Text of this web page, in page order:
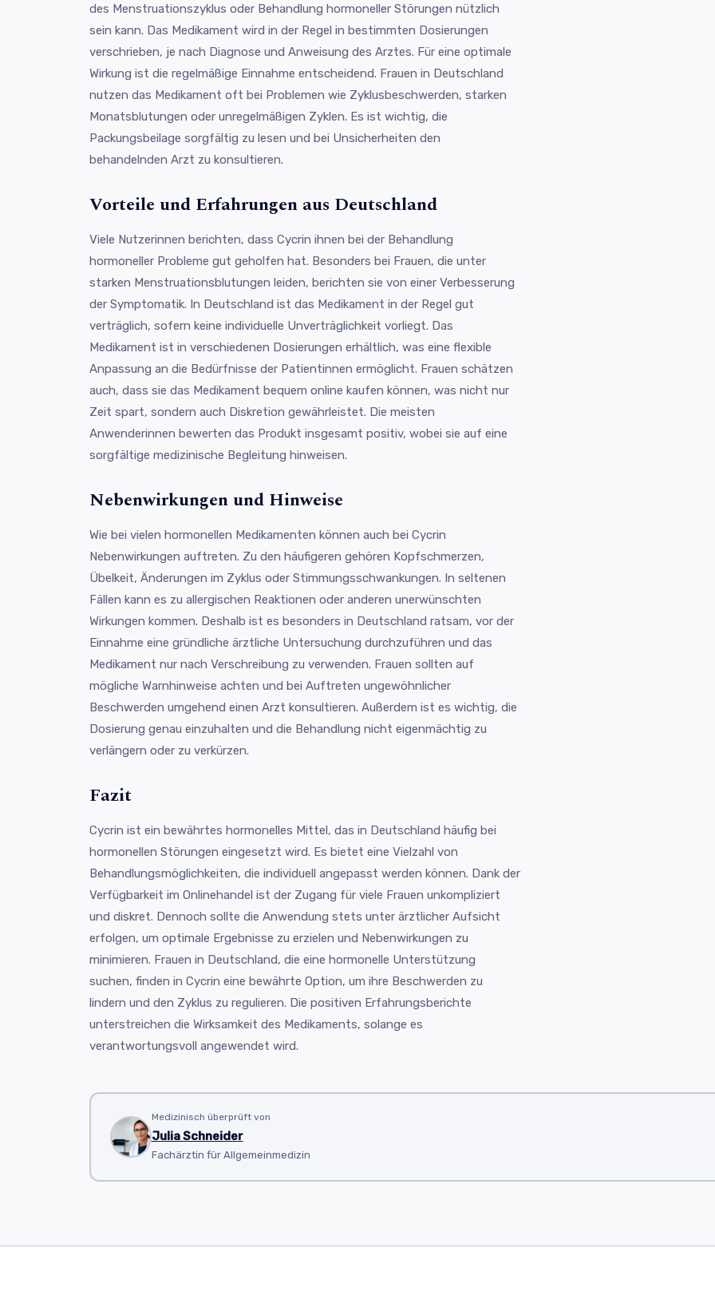
des Menstruationszyklus oder Behandlung hormoneller Störungen nützlich
sein kann. Das Medikament wird in der Regel in bestimmten Dosierungen
verschrieben, je nach Diagnose und Anweisung des Arztes. Für eine optimale
Wirkung ist die regelmäßige Einnahme entscheidend. Frauen in Deutschland
nutzen das Medikament oft bei Problemen wie Zyklusbeschwerden, starken
Monatsblutungen oder unregelmäßigen Zyklen. Es ist wichtig, die
Packungsbeilage sorgfältig zu lesen und bei Unsicherheiten den
behandelnden Arzt zu konsultieren.
Vorteile und Erfahrungen aus Deutschland
Viele Nutzerinnen berichten, dass Cycrin ihnen bei der Behandlung
hormoneller Probleme gut geholfen hat. Besonders bei Frauen, die unter
starken Menstruationsblutungen leiden, berichten sie von einer Verbesserung
der Symptomatik. In Deutschland ist das Medikament in der Regel gut
verträglich, sofern keine individuelle Unverträglichkeit vorliegt. Das
Medikament ist in verschiedenen Dosierungen erhältlich, was eine flexible
Anpassung an die Bedürfnisse der Patientinnen ermöglicht. Frauen schätzen
auch, dass sie das Medikament bequem online kaufen können, was nicht nur
Zeit spart, sondern auch Diskretion gewährleistet. Die meisten
Anwenderinnen bewerten das Produkt insgesamt positiv, wobei sie auf eine
sorgfältige medizinische Begleitung hinweisen.
Nebenwirkungen und Hinweise
Wie bei vielen hormonellen Medikamenten können auch bei Cycrin
Nebenwirkungen auftreten. Zu den häufigeren gehören Kopfschmerzen,
Übelkeit, Änderungen im Zyklus oder Stimmungsschwankungen. In seltenen
Fällen kann es zu allergischen Reaktionen oder anderen unerwünschten
Wirkungen kommen. Deshalb ist es besonders in Deutschland ratsam, vor der
Einnahme eine gründliche ärztliche Untersuchung durchzuführen und das
Medikament nur nach Verschreibung zu verwenden. Frauen sollten auf
mögliche Warnhinweise achten und bei Auftreten ungewöhnlicher
Beschwerden umgehend einen Arzt konsultieren. Außerdem ist es wichtig, die
Dosierung genau einzuhalten und die Behandlung nicht eigenmächtig zu
verlängern oder zu verkürzen.
Fazit
Cycrin ist ein bewährtes hormonelles Mittel, das in Deutschland häufig bei
hormonellen Störungen eingesetzt wird. Es bietet eine Vielzahl von
Behandlungsmöglichkeiten, die individuell angepasst werden können. Dank der
Verfügbarkeit im Onlinehandel ist der Zugang für viele Frauen unkompliziert
und diskret. Dennoch sollte die Anwendung stets unter ärztlicher Aufsicht
erfolgen, um optimale Ergebnisse zu erzielen und Nebenwirkungen zu
minimieren. Frauen in Deutschland, die eine hormonelle Unterstützung
suchen, finden in Cycrin eine bewährte Option, um ihre Beschwerden zu
lindern und den Zyklus zu regulieren. Die positiven Erfahrungsberichte
unterstreichen die Wirksamkeit des Medikaments, solange es
verantwortungsvoll angewendet wird.
Medizinisch überprüft von
Julia Schneider
Fachärztin für Allgemeinmedizin